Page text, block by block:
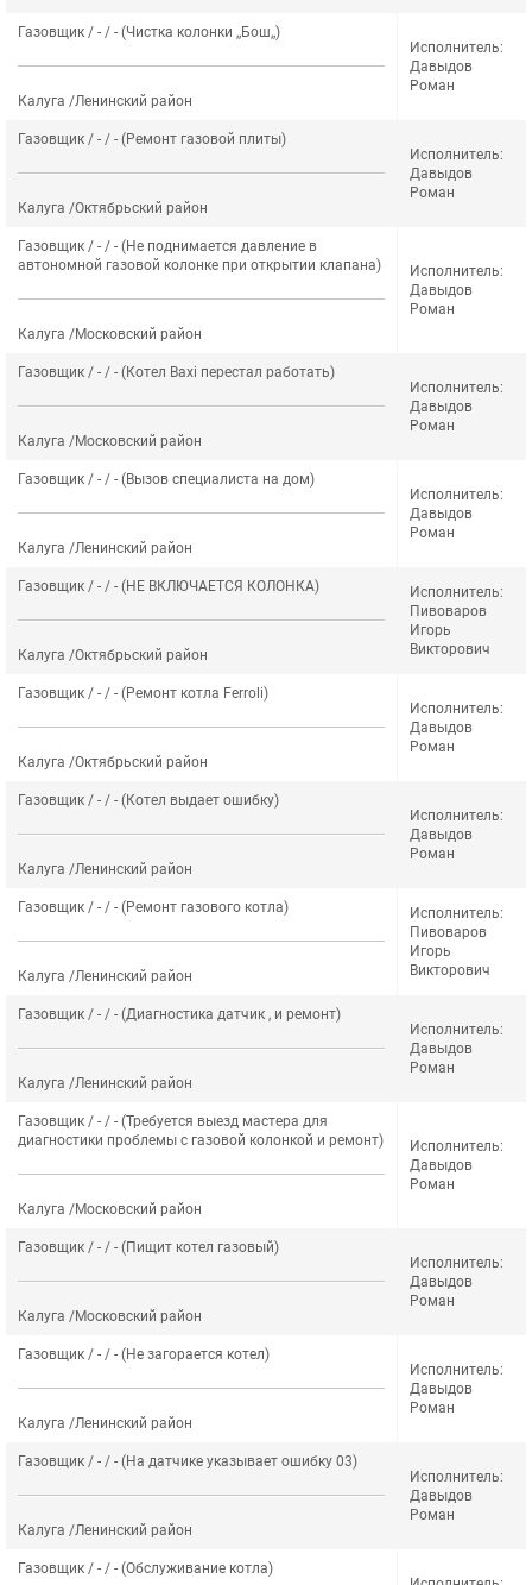
Газовщик / - / - (Чистка колонки ,,Бош,,)
Калуга /Ленинский район
Исполнитель:
Давыдов
Роман
Газовщик / - / - (Ремонт газовой плиты)
Калуга /Октябрьский район
Исполнитель:
Давыдов
Роман
Газовщик / - / - (Не поднимается давление в
автономной газовой колонке при открытии клапана)
Калуга /Московский район
Исполнитель:
Давыдов
Роман
Газовщик / - / - (Котел Baxi перестал работать)
Калуга /Московский район
Исполнитель:
Давыдов
Роман
Газовщик / - / - (Вызов специалиста на дом)
Калуга /Ленинский район
Исполнитель:
Давыдов
Роман
Газовщик / - / - (НЕ ВКЛЮЧАЕТСЯ КОЛОНКА)
Калуга /Октябрьский район
Исполнитель:
Пивоваров
Игорь
Викторович
Газовщик / - / - (Ремонт котла Ferroli)
Калуга /Октябрьский район
Исполнитель:
Давыдов
Роман
Газовщик / - / - (Котел выдает ошибку)
Калуга /Ленинский район
Исполнитель:
Давыдов
Роман
Газовщик / - / - (Ремонт газового котла)
Калуга /Ленинский район
Исполнитель:
Пивоваров
Игорь
Викторович
Газовщик / - / - (Диагностика датчик , и ремонт)
Калуга /Ленинский район
Исполнитель:
Давыдов
Роман
Газовщик / - / - (Требуется выезд мастера для
диагностики проблемы с газовой колонкой и ремонт)
Калуга /Московский район
Исполнитель:
Давыдов
Роман
Газовщик / - / - (Пищит котел газовый)
Калуга /Московский район
Исполнитель:
Давыдов
Роман
Газовщик / - / - (Не загорается котел)
Калуга /Ленинский район
Исполнитель:
Давыдов
Роман
Газовщик / - / - (На датчике указывает ошибку 03)
Калуга /Ленинский район
Исполнитель:
Давыдов
Роман
Газовщик / - / - (Обслуживание котла)